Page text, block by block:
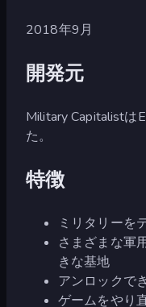
2018年9月
開発元
Military Capitalistは
た。
特徴
ミリタリーを
さまざまな軍
きな基地
アンロックで
ゲームをやり